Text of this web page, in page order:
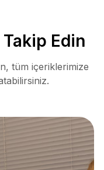
Edin
tüm içeriklerimize